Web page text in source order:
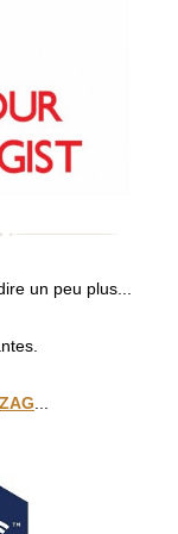
un peu plus...
ZAG